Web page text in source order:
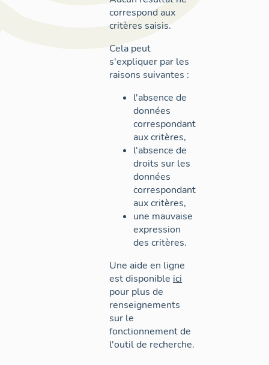
correspond aux
critères saisis.
Cela peut
s'expliquer par les
raisons suivantes :
l'absence de
données
correspondant
aux critères,
l'absence de
droits sur les
données
correspondant
aux critères,
une mauvaise
expression
des critères.
Une aide en ligne
est disponible ici
pour plus de
renseignements
sur le
fonctionnement de
l'outil de recherche.